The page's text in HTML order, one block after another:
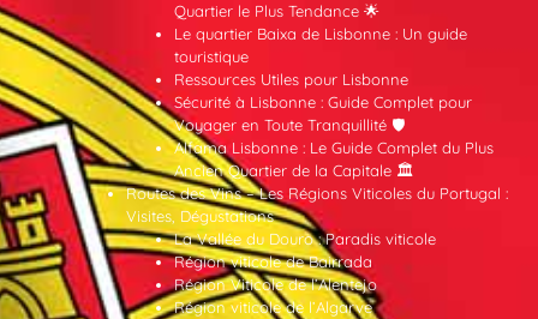
Quartier le Plus Tendance 🌟
Le quartier Baixa de Lisbonne : Un guide
touristique
Ressources Utiles pour Lisbonne
Sécurité à Lisbonne : Guide Complet pour
Voyager en Toute Tranquillité 🛡️
Alfama Lisbonne : Le Guide Complet du Plus
Ancien Quartier de la Capitale 🏛️
Routes des Vins – Les Régions Viticoles du Portugal :
Visites, Dégustations
La Vallée du Douro : Paradis viticole
Région viticole de Bairrada
Région Viticole de l’Alentejo
Région viticole de l’Algarve